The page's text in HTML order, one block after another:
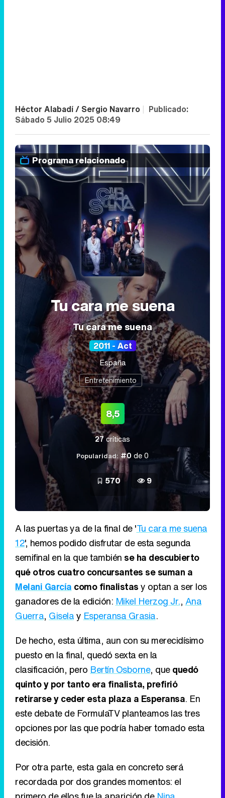
Héctor Alabadí / Sergio Navarro | Publicado:
Sábado 5 Julio 2025 08:49
Programa relacionado
Tu cara me suena
Tu cara me suena
2011 - Act
España
Entretenimiento
8,5
27críticas
Popularidad: #0 de 0
570 9
A las puertas ya de la final de 'Tu cara me suena
12', hemos podido disfrutar de esta segunda
semifinal en la que también se ha descubierto
qué otros cuatro concursantes se suman a
Melani García como finalistasy optan a ser los
ganadores de la edición: Mikel Herzog Jr., Ana
Guerra, Giselay Esperansa Grasia.
De hecho, esta última, aun con su merecidísimo
puesto en la final, quedó sexta en la
clasificación, pero Bertín Osborne, quequedó
quinto y por tanto era finalista, prefirió
retirarse y ceder esta plaza a Esperansa. En
este debate de FormulaTV planteamos las tres
opciones por las que podría haber tomado esta
decisión.
Por otra parte, esta gala en concreto será
recordada por dos grandes momentos: el